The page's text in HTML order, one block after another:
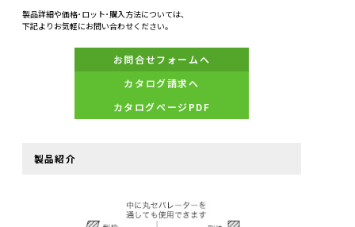
製品詳細や価格･ロット･購入方法については、
下記よりお気軽にお問い合わせください。
お問合せフォームへ
カタログ請求へ
カタログページPDF
製品紹介